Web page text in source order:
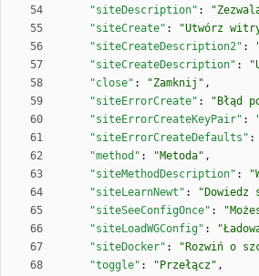
"siteDescription" :
"siteCreate" : "Utwórz
"siteCreateDescription2" :
"siteCreateDescription" :
"close" : "Zamknij" ,
"siteErrorCreate" : "Błąd
"siteErrorCreateKeyPair" :
"siteErrorCreateDefaults" :
"method" : "Metoda" ,
"siteMethodDescription" :
"siteLearnNewt" :
"siteSeeConfigOnce" :
"siteLoadWGConfig" :
"siteDocker" : "Rozwiń o
"toggle" : "Przełącz" ,